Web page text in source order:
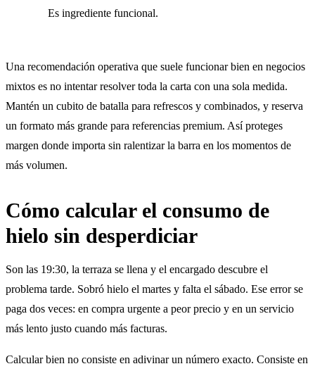
Es ingrediente funcional.
Una recomendación operativa que suele funcionar bien en negocios
mixtos es no intentar resolver toda la carta con una sola medida.
Mantén un cubito de batalla para refrescos y combinados, y reserva
un formato más grande para referencias premium. Así proteges
margen donde importa sin ralentizar la barra en los momentos de
más volumen.
Cómo calcular el consumo de
hielo sin desperdiciar
Son las 19:30, la terraza se llena y el encargado descubre el
problema tarde. Sobró hielo el martes y falta el sábado. Ese error se
paga dos veces: en compra urgente a peor precio y en un servicio
más lento justo cuando más facturas.
Calcular bien no consiste en adivinar un número exacto. Consiste en